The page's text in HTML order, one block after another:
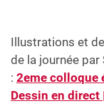
Illustrations et
de la journée par
: 2eme colloque
Dessin en direct